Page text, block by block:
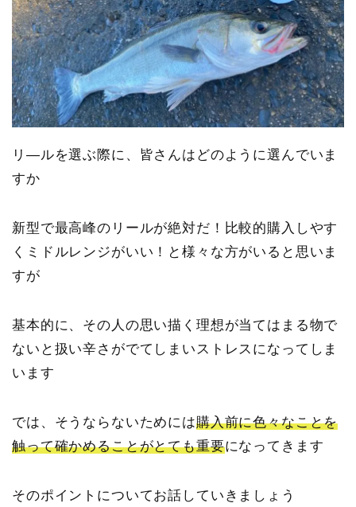
リ―ルを選ぶ際に、皆さんはどのように選んでいま
すか
新型で最高峰のリールが絶対だ！比較的購入しやす
くミドルレンジがいい！と様々な方がいると思いま
すが
基本的に、その人の思い描く理想が当てはまる物で
ないと扱い辛さがでてしまいストレスになってしま
います
では、そうならないためには購入前に色々なことを
触って確かめることがとても重要になってきます
そのポイントについてお話していきましょう